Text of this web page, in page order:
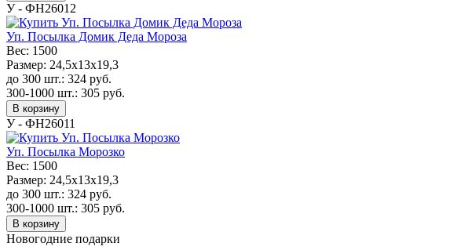
У - ФН26012
Уп. Посылка Домик Деда Мороза
Вес: 1500
Размер: 24,5x13x19,3
до 300 шт.: 324 руб.
300-1000 шт.: 305 руб.
В корзину
У - ФН26011
Уп. Посылка Морозко
Вес: 1500
Размер: 24,5x13x19,3
до 300 шт.: 324 руб.
300-1000 шт.: 305 руб.
В корзину
Новогодние подарки